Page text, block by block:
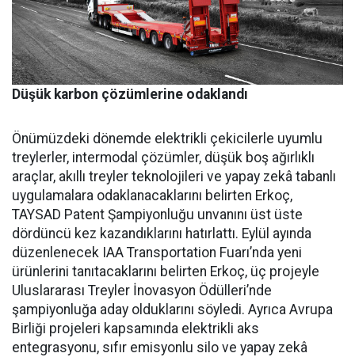
Düşük karbon çözümlerine odaklandı
Önümüzdeki dönemde elektrikli çekicilerle uyumlu
treylerler, intermodal çözümler, düşük boş ağırlıklı
araçlar, akıllı treyler teknolojileri ve yapay zekâ tabanlı
uygulamalara odaklanacaklarını belirten Erkoç,
TAYSAD Patent Şampiyonluğu unvanını üst üste
dördüncü kez kazandıklarını hatırlattı. Eylül ayında
düzenlenecek IAA Transportation Fuarı’nda yeni
ürünlerini tanıtacaklarını belirten Erkoç, üç projeyle
Uluslararası Treyler İnovasyon Ödülleri’nde
şampiyonluğa aday olduklarını söyledi. Ayrıca Avrupa
Birliği projeleri kapsamında elektrikli aks
entegrasyonu, sıfır emisyonlu silo ve yapay zekâ